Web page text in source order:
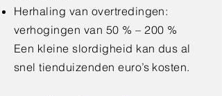
Herhaling van overtredingen:
verhogingen van 50 % – 200 %
Een kleine slordigheid kan dus al
snel tienduizenden euro’s kosten.